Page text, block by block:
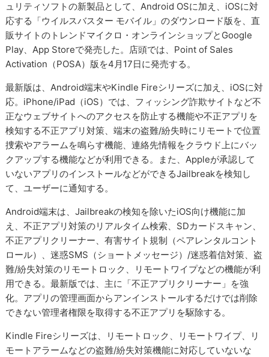
ュリティソフトの新製品として、Android OSに加え、iOSに対
応する「ウイルスバスター モバイル」のダウンロード版を、直
販サイトのトレンドマイクロ・オンラインショップとGoogle
Play、App Storeで発売した。店頭では、Point of Sales
Activation（POSA）版を4月17日に発売する。
最新版は、Android端末やKindle Fireシリーズに加え、iOSに対
応。iPhone/iPad（iOS）では、フィッシング詐欺サイトなど不
正なウェブサイトへのアクセスを防止する機能や不正アプリを
検知する不正アプリ対策、端末の盗難/紛失時にリモートで位置
捜索やアラームを鳴らす機能、連絡先情報をクラウド上にバッ
クアップする機能などが利用できる。また、Appleが承認して
いないアプリのインストールなどができるJailbreakを検知し
て、ユーザーに通知する。
Android端末は、Jailbreakの検知を除いたiOS向け機能に加
え、不正アプリ対策のリアルタイム検索、SDカードスキャン、
不正アプリクリーナー、有害サイト規制（ペアレンタルコント
ロール）、迷惑SMS（ショートメッセージ）/迷惑着信対策、盗
難/紛失対策のリモートロック、リモートワイプなどの機能が利
用できる。最新版では、主に「不正アプリクリーナー」を強
化。アプリの管理画面からアンインストールするだけでは削除
できない管理者権限を取得する不正アプリを駆除する。
Kindle Fireシリーズは、リモートロック、リモートワイプ、リ
モートアラームなどの盗難/紛失対策機能に対応していないな